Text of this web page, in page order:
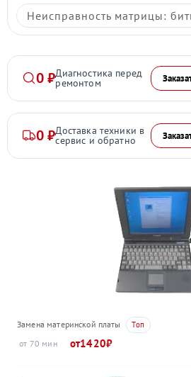
Неисправность матрицы:
0 ₽Диагностика перед
ремонтом
0 ₽Доставка техники в
сервис и обратно
Замена материнской платы
70
1420